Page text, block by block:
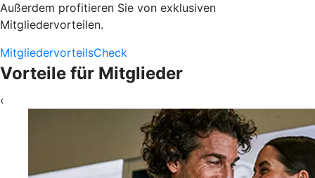
Außerdem profitieren Sie von exklusiven
Mitgliedervorteilen.
MitgliedervorteilsCheck
Vorteile für Mitglieder
‹